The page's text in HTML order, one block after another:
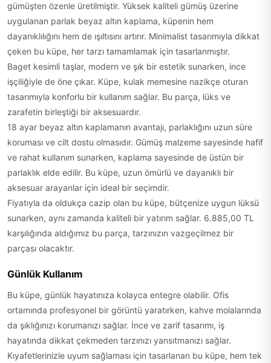
gümüşten özenle üretilmiştir. Yüksek kaliteli gümüş üzerine
uygulanan parlak beyaz altın kaplama, küpenin hem
dayanıklılığını hem de ışıltısını artırır. Minimalist tasarımıyla dikkat
çeken bu küpe, her tarzı tamamlamak için tasarlanmıştır.
Baget kesimli taşlar, modern ve şık bir estetik sunarken, ince
işçiliğiyle de öne çıkar. Küpe, kulak memesine nazikçe oturan
tasarımıyla konforlu bir kullanım sağlar. Bu parça, lüks ve
zarafetin birleştiği bir aksesuardır.
18 ayar beyaz altın kaplamanın avantajı, parlaklığını uzun süre
koruması ve cilt dostu olmasıdır. Gümüş malzeme sayesinde hafif
ve rahat kullanım sunarken, kaplama sayesinde de üstün bir
parlaklık elde edilir. Bu küpe, uzun ömürlü ve dayanıklı bir
aksesuar arayanlar için ideal bir seçimdir.
Fiyatıyla da oldukça cazip olan bu küpe, bütçenize uygun lüksü
sunarken, aynı zamanda kaliteli bir yatırım sağlar. 6.885,00 TL
karşılığında aldığımız bu parça, tarzınızın vazgeçilmez bir
parçası olacaktır.
Günlük Kullanım
Bu küpe, günlük hayatınıza kolayca entegre olabilir. Ofis
ortamında profesyonel bir görüntü yaratırken, kahve molalarında
da şıklığınızı korumanızı sağlar. İnce ve zarif tasarımı, iş
hayatında dikkat çekmeden tarzınızı yansıtmanızı sağlar.
Kıyafetlerinizle uyum sağlaması için tasarlanan bu küpe, hem tek